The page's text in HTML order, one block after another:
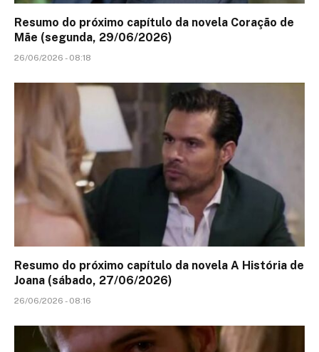
Resumo do próximo capítulo da novela Coração de
Mãe (segunda, 29/06/2026)
26/06/2026 - 08:18
Resumo do próximo capítulo da novela A História de
Joana (sábado, 27/06/2026)
26/06/2026 - 08:16